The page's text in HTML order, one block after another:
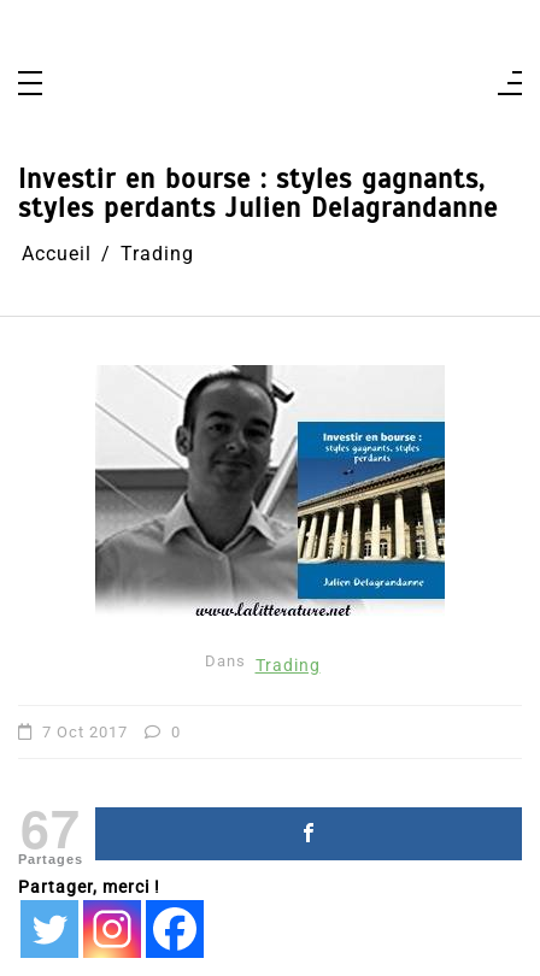
Investir en bourse : styles gagnants,
styles perdants Julien Delagrandanne
Accueil Trading
Dans Trading
7 Oct 2017 0
67
Partages
Partager, merci !